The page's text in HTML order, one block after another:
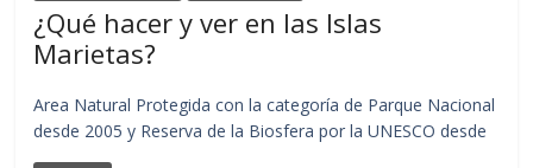
¿Qué hacer y ver en las Islas
Marietas?
Area Natural Protegida con la categoría de Parque Nacional
desde 2005 y Reserva de la Biosfera por la UNESCO desde